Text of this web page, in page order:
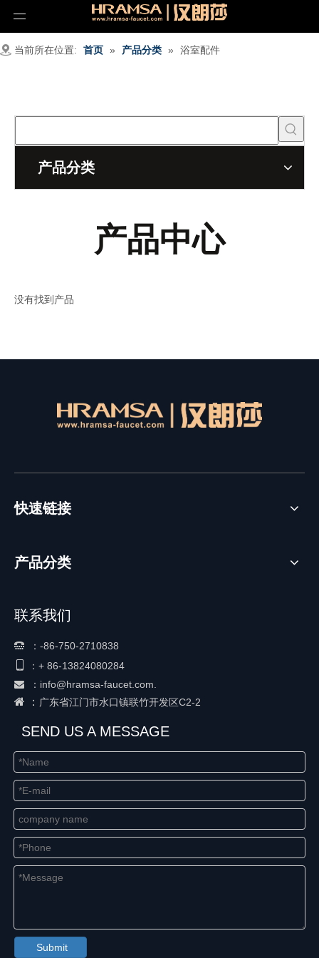
当前所在位置: 首页 » 产品分类 » 浴室配件
产品分类
产品中心
没有找到产品
快速链接
产品分类
联系我们
 ： -86-750-2710838
： + 86-13824080284
 ： info@hramsa-faucet.com.
 ： 广东省江门市水口镇联竹开发区C2-2
SEND US A MESSAGE
Submit